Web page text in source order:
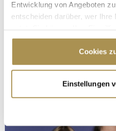
Entwicklung von Angeboten
entscheiden darüber, wer
Cookie-Erklärung oder durch
Trigger Symbol ändern oder
Informationen über
erfassen, welche bis auf
Cookies
Einstellungen